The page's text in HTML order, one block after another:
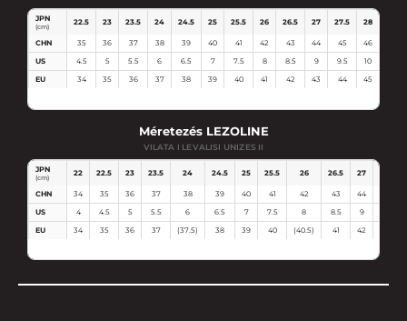
JPN
(cm)
22.5 23 23.5 24 24.5 25 25.5 26 26.5 27 27.5 28
CHN 35 36 37 38 39 40 41 42 43 44 45 46
US
4.5 5 5.5 6 6.5 7 7.5 8 8.5 9 9.5 10
EU
34 35 36 37 38 39 40 41 42 43 44 45
Méretezés LEZOLINE
VILATA I LEVALISI UNIZES II
JPN
(cm)
22 22.5 23 23.5 24 24.5 25 25.5 26 26.5 27
CHN 34 35 36 37 38 39 40 41 42 43 44
US
4 4.5 5 5.5 6 6.5 7 7.5 8 8.5 9
EU
34 35 36 37 (37.5) 38 39 40 (40.5) 41 42